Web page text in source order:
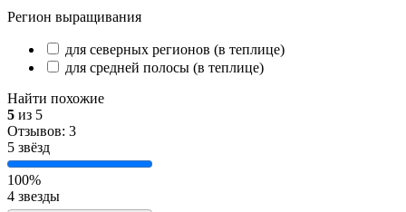
Регион выращивания
для северных регионов (в теплице)
для средней полосы (в теплице)
Найти похожие
5 из 5
Отзывов: 3
5 звёзд
100%
4 звезды